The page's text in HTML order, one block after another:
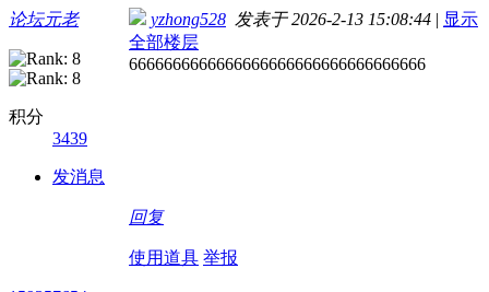
论坛元老
积分
3439
发消息
yzhong528 发表于 2026-2-13 15:08:44 | 显示
全部楼层
6666666666666666666666666666666666
回复
使用道具 举报